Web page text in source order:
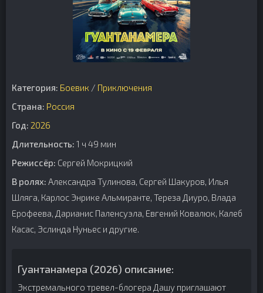
Категория: Боевик / Приключения
Страна: Россия
Год: 2026
Длительность: 1 ч 49 мин
Режиссёр: Сергей Мокрицкий
В ролях: Александра Тулинова, Сергей Шакуров, Илья
Шляга, Карлос Энрике Альмиранте, Тереза Диуро, Влада
Ерофеева, Дарианис Паленсуэла, Евгений Ковалюк, Калеб
Касас, Эслинда Нуньес и другие.
Гуантанамера (2026) описание:
Экстремального тревел-блогера Дашу приглашают